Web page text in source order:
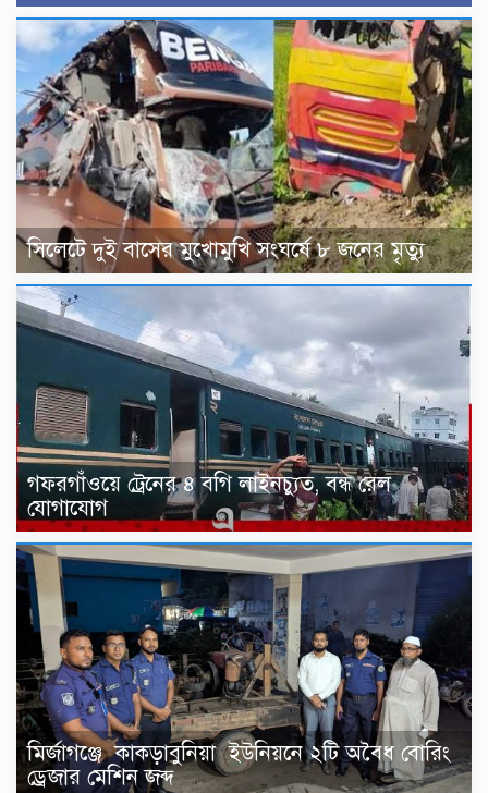
সিলেটে দুই বাসের মুখোমুখি সংঘর্ষে ৮ জনের মৃত্যু
গফরগাঁওয়ে ট্রেনের ৪ বগি লাইনচ্যুত, বন্ধ রেল
যোগাযোগ
মির্জাগঞ্জে কাকড়াবুনিয়া ইউনিয়নে ২টি অবৈধ বোরিং
ড্রেজার মেশিন জব্দ